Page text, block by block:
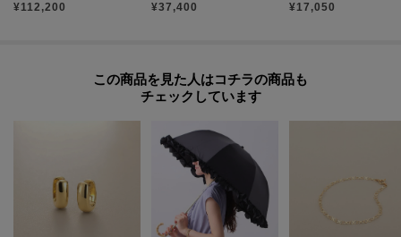
¥112,200 ¥37,400 ¥17,050
この商品を見た人はコチラの商品も
チェックしています